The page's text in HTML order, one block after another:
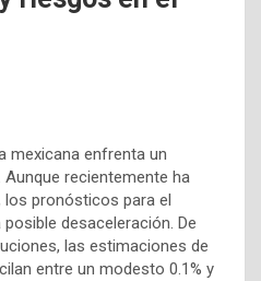
mexicana enfrenta un
recientemente ha
pronósticos para el
desaceleración. De
las estimaciones de
entre un modesto 0.1% y